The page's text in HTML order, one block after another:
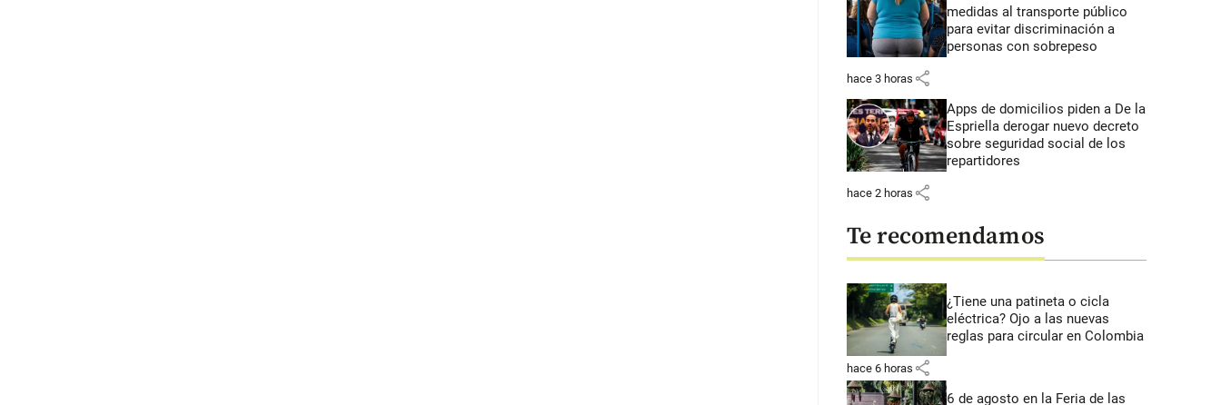
medidas al transporte público
para evitar discriminación a
personas con sobrepeso
hace 3 horas share
Apps de domicilios piden a De la
Espriella derogar nuevo decreto
sobre seguridad social de los
repartidores
hace 2 horas share
Te recomendamos
¿Tiene una patineta o cicla
eléctrica? Ojo a las nuevas
reglas para circular en Colombia
hace 6 horas share
6 de agosto en la Feria de las